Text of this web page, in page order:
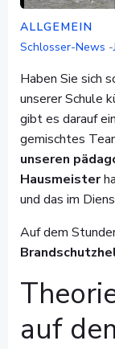
ALLGEMEIN
Schlosser-News -
Haben Sie sich
unserer Schule
gibt es darauf
gemischtes
unseren
Hausmeister
und das im
Auf dem
auf